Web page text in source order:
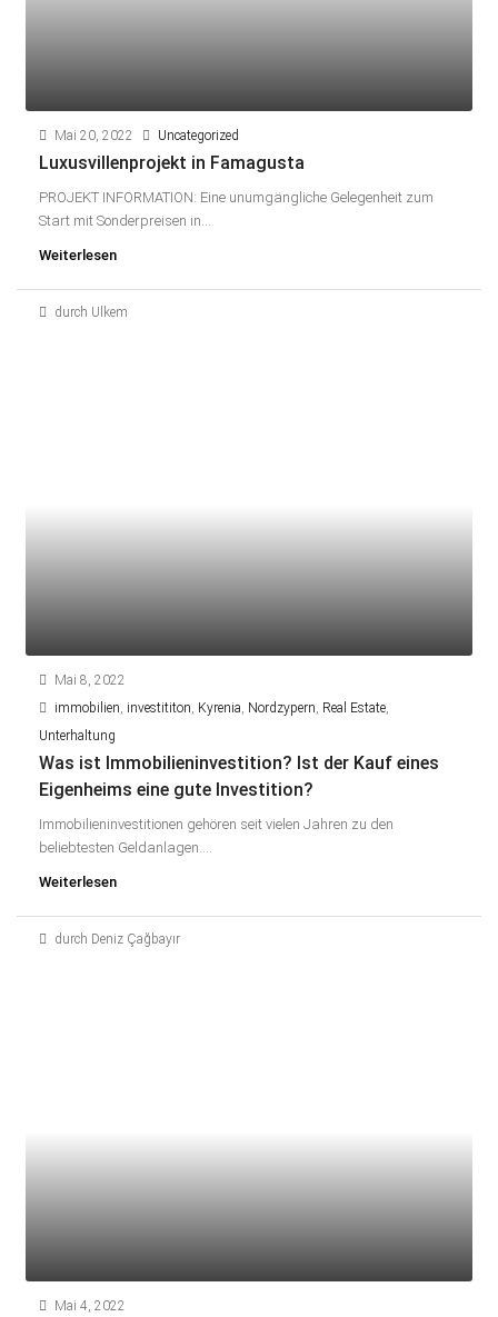
Mai 20, 2022 Uncategorized
Luxusvillenprojekt in Famagusta
PROJEKT INFORMATION: Eine unumgängliche Gelegenheit zum
Start mit Sonderpreisen in...
Weiterlesen
durch Ulkem
Mai 8, 2022
immobilien investititon Kyrenia Nordzypern Real Estate
Unterhaltung
Was ist Immobilieninvestition? Ist der Kauf eines
Eigenheims eine gute Investition?
Immobilieninvestitionen gehören seit vielen Jahren zu den
beliebtesten Geldanlagen....
Weiterlesen
durch Deniz Çağbayır
Mai 4, 2022